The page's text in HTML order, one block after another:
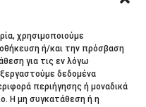
χρησιμοποιούμε
ή/και την πρόσβαση
για τις εν λόγω
δεδομένα
περιήγησης ή μοναδικά
Η μη συγκατάθεση ή η
φυλλάδιο και μείνετε